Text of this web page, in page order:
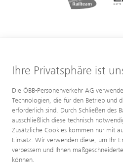
Ihre Privatsphäre ist
Die ÖBB-Personenverkehr AG
Technologien, die für den Betrieb und
erforderlich sind. Durch Schließen des
ausschließlich diese technisch
Zusätzliche Cookies kommen nur mit
Einsatz. Wir verwenden diese, um Ihr
verbessern und Ihnen
können.